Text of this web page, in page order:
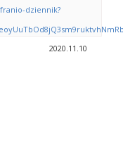
dziennik?
2020.11.10